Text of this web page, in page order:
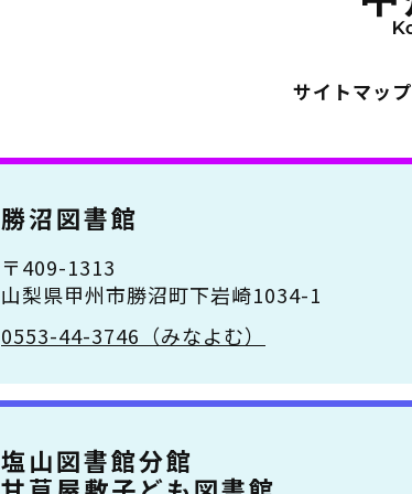
サイトマップ
勝沼図書館
〒409-1313
山梨県甲州市勝沼町下岩崎1034-1
0553-44-3746（みなよむ）
塩山図書館分館